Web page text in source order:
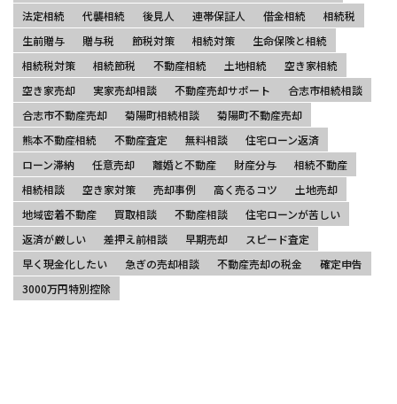
法定相続
代襲相続 後見人 連帯保証人 借金相続
相続税
生前贈与
贈与税 節税対策 相続対策
生命保険と相続
相続税対策
相続節税 不動産相続 土地相続
空き家相続
空き家売却
実家売却相談 不動産売却サポート
合志市相続相談
合志市不動産売却
菊陽町相続相談
菊陽町不動産売却
熊本不動産相続
不動産査定 無料相談
住宅ローン返済
ローン滞納
任意売却 離婚と不動産 財産分与
相続不動産
相続相談
空き家対策 売却事例 高く売るコツ
土地売却
地域密着不動産
買取相談 不動産相談
住宅ローンが苦しい
返済が厳しい
差押え前相談 早期売却
スピード査定
早く現金化したい
急ぎの売却相談 不動産売却の税金
確定申告
3000万円特別控除